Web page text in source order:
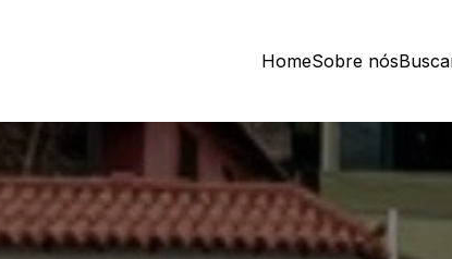
HomeSobre nós